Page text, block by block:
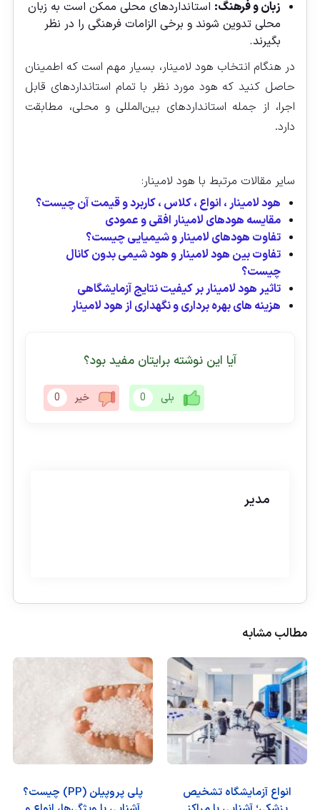
زبان و فرهنگ: استانداردهای محلی ممکن است به زبان
محلی تدوین شوند و برخی الزامات فرهنگی را در نظر
بگیرند.
در هنگام انتخاب هود لامینار، بسیار مهم است که اطمینان
حاصل کنید که هود مورد نظر با تمام استانداردهای قابل
اجرا، از جمله استانداردهای بین‌المللی و محلی، مطابقت
دارد.
سایر مقالات مرتبط با هود لامینار:
هود لامینار ، انواع ، کلاس ، کاربرد و قیمت آن چیست؟
مقایسه هودهای لامینار افقی و عمودی
تفاوت هودهای لامینار و شیمیایی چیست؟
تفاوت بین هود لامینار و هود شیمی بدون کانال
چیست؟
تاثیر هود لامینار بر کیفیت نتایج آزمایشگاهی
هزینه‌ های بهره‌ برداری و نگهداری از هود لامینار
آیا این نوشته برایتان مفید بود؟
بلی 0 خیر 0
مدیر
مطالب مشابه
انواع آزمایشگاه تشخیص
پلی پروپیلن (PP) چیست؟